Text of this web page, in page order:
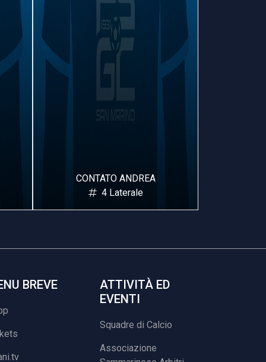
MATTIOLI ALEX
7 Laterale
BREVE
ATTIVITÀ ED
EVENTI
Squadre di Calcio
Associazione